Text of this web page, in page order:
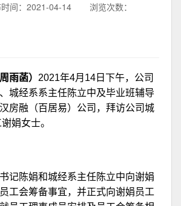
间：2021-04-14 浏览次数：
雨菡） 2021年4月14日下午，公司
城经系系主任陈立中及毕业班辅导
房融（百居易）公司，拜访公司城
娟女士。
记陈娟和城经系主任陈立中向谢娟
工会筹备事宜，并正式向谢娟员工